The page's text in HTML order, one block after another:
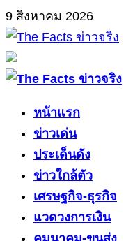
Skip
to
content
9 สิงหาคม 2026
Primary
หน้าแรก
ข่าวเด่น
ประเด็นดัง
ข่าวใกล้ตัว
เศรษฐกิจ-ธุรกิจ
แวดวงการเงิน
คมนาคม-ขนส่ง